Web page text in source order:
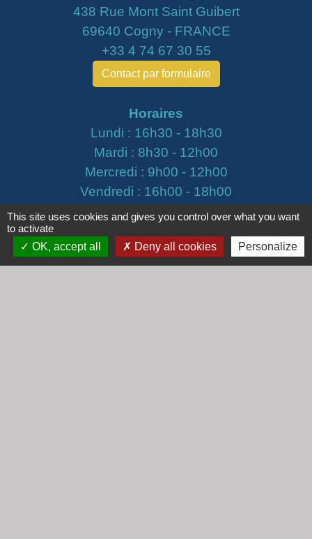
438 Rue Mont Saint Guibert
69640 Cogny - FRANCE
+33 4 74 67 30 55
Contact par formulaire
Horaires
Lundi : 16h30 - 18h30
Mardi : 8h30 - 12h00
Mercredi : 9h00 - 12h00
Vendredi : 16h00 - 18h00
This site uses cookies and gives you control over what you want
to activate
OK, accept all
Deny all cookies Personalize